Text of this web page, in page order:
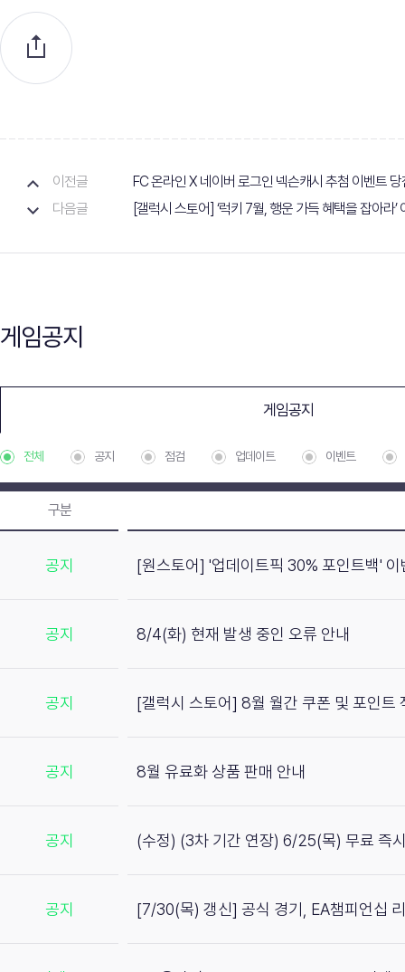
이전글
FC 온라인 X 네이버 로그인 넥슨캐시 추첨 이벤트
다음글
[갤럭시 스토어] ‘럭키 7월, 행운 가득 혜택을 잡아라’
게임공지
게임공지
전체 공지 점검 업데이트 이벤트
구분
공지 [원스토어] '업데이트픽 30% 포인트백' 이
공지 8/4(화) 현재 발생 중인 오류 안내
공지 [갤럭시 스토어] 8월 월간 쿠폰 및 포인트
공지 8월 유료화 상품 판매 안내
공지 (수정) (3차 기간 연장) 6/25(목) 무료 즉
공지 [7/30(목) 갱신] 공식 경기, EA챔피언십